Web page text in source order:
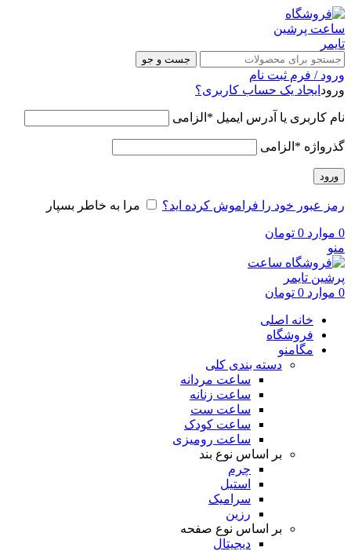
جست و جو
ورود / فرم ثبت نام
ورود ایجاد یک حساب کاربری؟
نام کاربری یا آدرس ایمیل * الزامی
گذرواژه * الزامی
ورود
رمز عبور خود را فراموش کرده اید؟ مرا به خاطر بسپار
0 موارد 0 تومان
منو
0 موارد 0 تومان
خانه اصلی
فروشگاه
مگامنو
دسته بندی کلی
ساعت مردانه
ساعت زنانه
ساعت ست
ساعت کودک
ساعت رومیزی
بر اساس نوع بند
چرم
استیل
سرامیک
رزین
بر اساس نوع صفحه
دیجیتال